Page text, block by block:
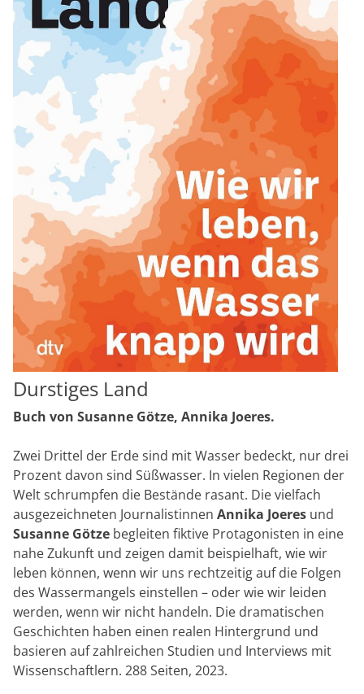
Durstiges Land
Buch von Susanne Götze, Annika Joeres.
Zwei Drittel der Erde sind mit Wasser bedeckt, nur drei
Prozent davon sind Süßwasser. In vielen Regionen der
Welt schrumpfen die Bestände rasant. Die vielfach
ausgezeichneten Journalistinnen Annika Joeres und
Susanne Götze begleiten fiktive Protagonisten in eine
nahe Zukunft und zeigen damit beispielhaft, wie wir
leben können, wenn wir uns rechtzeitig auf die Folgen
des Wassermangels einstellen – oder wie wir leiden
werden, wenn wir nicht handeln. Die dramatischen
Geschichten haben einen realen Hintergrund und
basieren auf zahlreichen Studien und Interviews mit
Wissenschaftlern. 288 Seiten, 2023.